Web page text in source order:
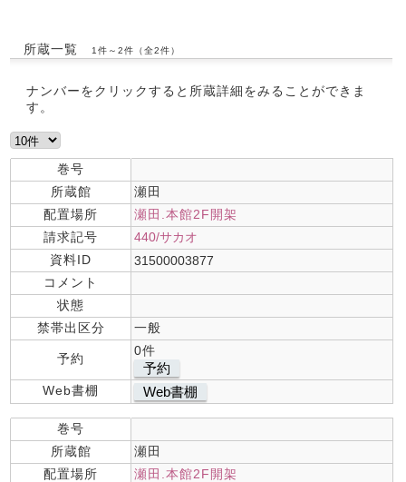
所蔵一覧 1件～2件（全2件）
ナンバーをクリックすると所蔵詳細をみることができま
す。
巻号
所蔵館
瀬田
配置場所
瀬田.本館2F開架
請求記号
440/サカオ
資料ID
31500003877
コメント
状態
禁帯出区分
一般
予約
0件
予約
Web書棚 Web書棚
巻号
所蔵館
瀬田
配置場所
瀬田.本館2F開架